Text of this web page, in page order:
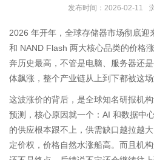
发布时间：2026-02-11
2026 年开年，全球存储器市场彻底迎
和 NAND Flash 两大核心品类的价格
奔历史最高，不管是电脑、服务器还
体飙涨，整个产业链从上到下都被这
这波涨价的背后，是全球知名研报机
预测，核心原因就一个：AI 和数据中
的供应根本跟不上，供需缺口越拉越
定价权，价格自然水涨船高。而且机